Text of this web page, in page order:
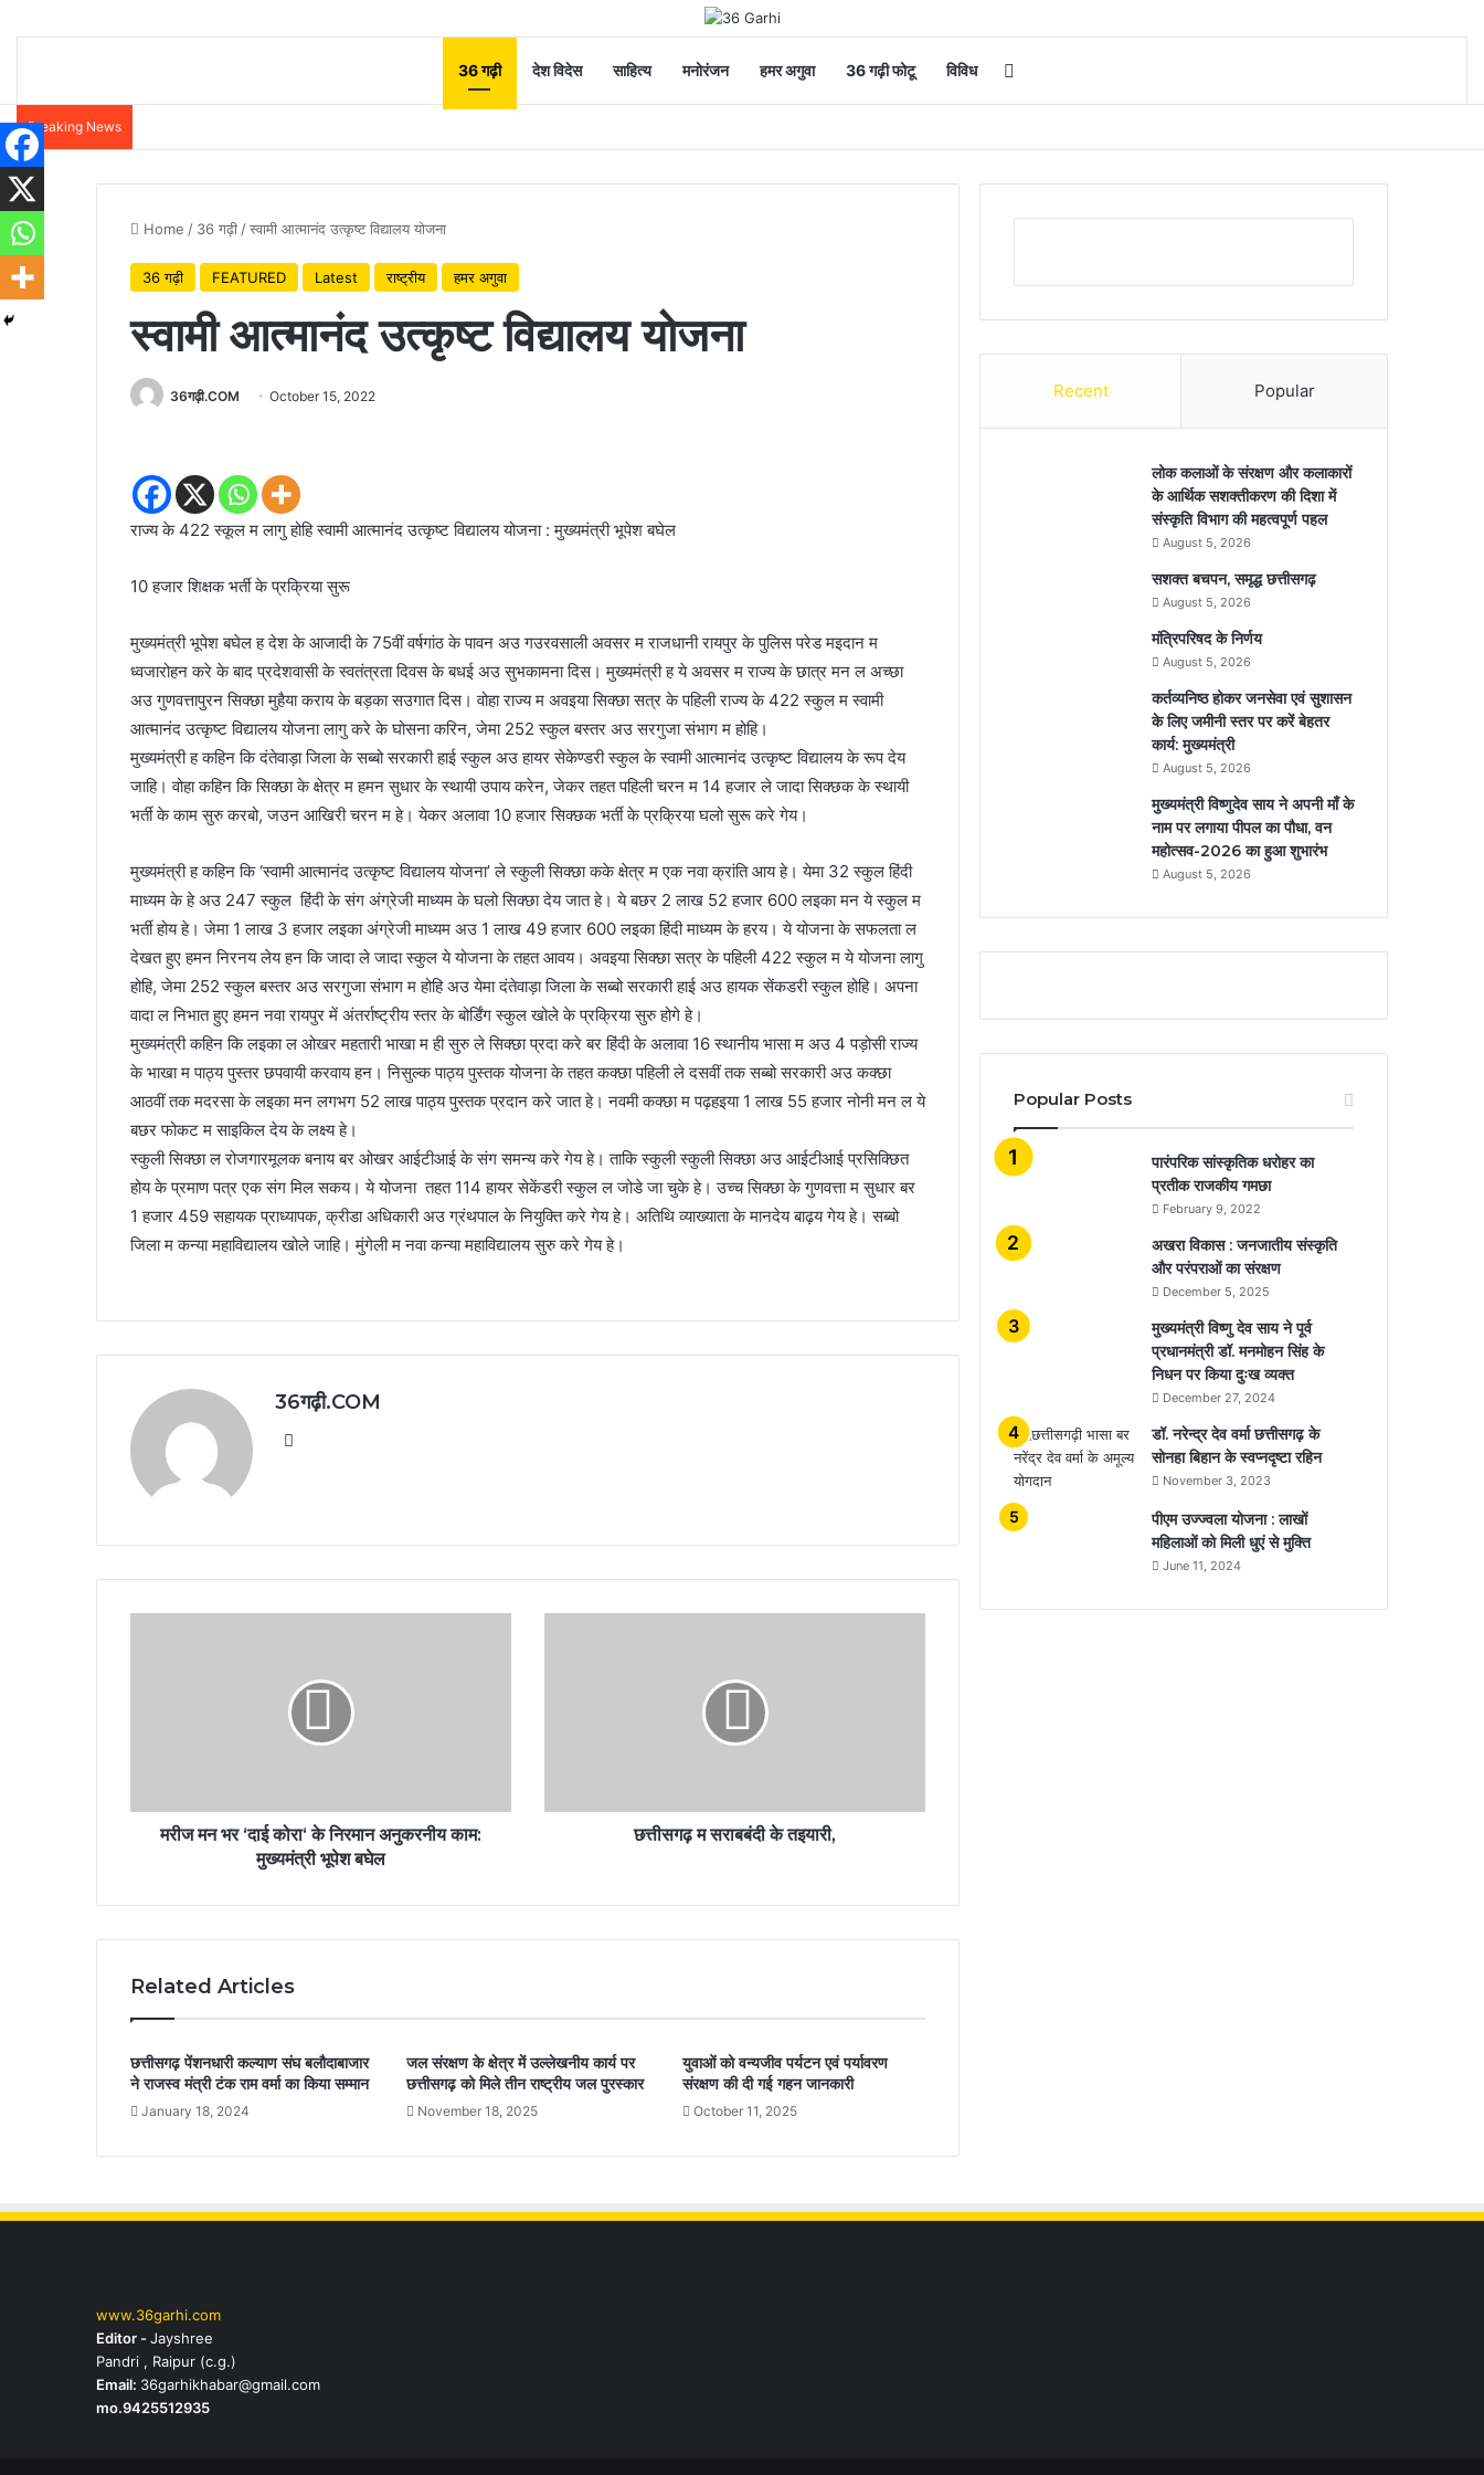
36 गढ़ी देश विदेस साहित्य मनोरंजन हमर अगुवा 36 गढ़ी फोटू विविध
Breaking News
Home / 36 गढ़ी /स्वामी आत्मानंद उत्कृष्ट विद्यालय योजना
36 गढ़ी FEATURED Latest राष्ट्रीय हमर अगुवा
स्वामी आत्मानंद उत्कृष्ट विद्यालय योजना
36गढ़ी.COM October 15, 2022
राज्य के 422 स्कूल म लागु होहि स्वामी आत्मानंद उत्कृष्ट विद्यालय योजना : मुख्यमंत्री भूपेश बघेल
10 हजार शिक्षक भर्ती के प्रक्रिया सुरू
मुख्यमंत्री भूपेश बघेल ह देश के आजादी के 75वीं वर्षगांठ के पावन अउ गउरवसाली अवसर म राजधानी रायपुर के पुलिस परेड मइदान म
ध्वजारोहन करे के बाद प्रदेशवासी के स्वतंत्रता दिवस के बधई अउ सुभकामना दिस। मुख्यमंत्री ह ये अवसर म राज्य के छात्र मन ल अच्छा
अउ गुणवत्तापुरन सिक्छा मुहैया कराय के बड़का सउगात दिस। वोहा राज्य म अवइया सिक्छा सत्र के पहिली राज्य के 422 स्कुल म स्वामी
आत्मानंद उत्कृष्ट विद्यालय योजना लागु करे के घोसना करिन, जेमा 252 स्कुल बस्तर अउ सरगुजा संभाग म होहि।
मुख्यमंत्री ह कहिन कि दंतेवाड़ा जिला के सब्बो सरकारी हाई स्कुल अउ हायर सेकेण्डरी स्कुल के स्वामी आत्मानंद उत्कृष्ट विद्यालय के रूप देय
जाहि। वोहा कहिन कि सिक्छा के क्षेत्र म हमन सुधार के स्थायी उपाय करेन, जेकर तहत पहिली चरन म 14 हजार ले जादा सिक्छक के स्थायी
भर्ती के काम सुरु करबो, जउन आखिरी चरन म हे। येकर अलावा 10 हजार सिक्छक भर्ती के प्रक्रिया घलो सुरू करे गेय।
मुख्यमंत्री ह कहिन कि ‘स्वामी आत्मानंद उत्कृष्ट विद्यालय योजना’ ले स्कुली सिक्छा कके क्षेत्र म एक नवा क्रांति आय हे। येमा 32 स्कुल हिंदी
माध्यम के हे अउ 247 स्कुल हिंदी के संग अंग्रेजी माध्यम के घलो सिक्छा देय जात हे। ये बछर 2 लाख 52 हजार 600 लइका मन ये स्कुल म
भर्ती होय हे। जेमा 1 लाख 3 हजार लइका अंग्रेजी माध्यम अउ 1 लाख 49 हजार 600 लइका हिंदी माध्यम के हरय। ये योजना के सफलता ल
देखत हुए हमन निरनय लेय हन कि जादा ले जादा स्कुल ये योजना के तहत आवय। अवइया सिक्छा सत्र के पहिली 422 स्कुल म ये योजना लागु
होहि, जेमा 252 स्कुल बस्तर अउ सरगुजा संभाग म होहि अउ येमा दंतेवाड़ा जिला के सब्बो सरकारी हाई अउ हायक सेंकडरी स्कुल होहि। अपना
वादा ल निभात हुए हमन नवा रायपुर में अंतर्राष्ट्रीय स्तर के बोर्डिंग स्कुल खोले के प्रक्रिया सुरु होगे हे।
मुख्यमंत्री कहिन कि लइका ल ओखर महतारी भाखा म ही सुरु ले सिक्छा प्रदा करे बर हिंदी के अलावा 16 स्थानीय भासा म अउ 4 पड़ोसी राज्य
के भाखा म पाठ्य पुस्तर छपवायी करवाय हन। निसुल्क पाठ्य पुस्तक योजना के तहत कक्छा पहिली ले दसवीं तक सब्बो सरकारी अउ कक्छा
आठवीं तक मदरसा के लइका मन लगभग 52 लाख पाठ्य पुस्तक प्रदान करे जात हे। नवमी कक्छा म पढ़हइया 1 लाख 55 हजार नोनी मन ल ये
बछर फोकट म साइकिल देय के लक्ष्य हे।
स्कुली सिक्छा ल रोजगारमूलक बनाय बर ओखर आईटीआई के संग समन्य करे गेय हे। ताकि स्कुली स्कुली सिक्छा अउ आईटीआई प्रसिक्छित
होय के प्रमाण पत्र एक संग मिल सकय। ये योजना तहत 114 हायर सेकेंडरी स्कुल ल जोडे जा चुके हे। उच्च सिक्छा के गुणवत्ता म सुधार बर
1 हजार 459 सहायक प्राध्यापक, क्रीडा अधिकारी अउ ग्रंथपाल के नियुक्ति करे गेय हे। अतिथि व्याख्याता के मानदेय बाढ़य गेय हे। सब्बो
जिला म कन्या महाविद्यालय खोले जाहि। मुंगेली म नवा कन्या महाविद्यालय सुरु करे गेय हे।
36गढ़ी.COM
मरीज मन भर ‘दाई कोरा‘ के निरमान अनुकरनीय काम:
मुख्यमंत्री भूपेश बघेल
छत्तीसगढ़ म सराबबंदी के तइयारी,
Related Articles
छत्तीसगढ़ पेंशनधारी कल्याण संघ बलौदाबाजार
ने राजस्व मंत्री टंक राम वर्मा का किया सम्मान
January 18, 2024
जल संरक्षण के क्षेत्र में उल्लेखनीय कार्य पर
छत्तीसगढ़ को मिले तीन राष्ट्रीय जल पुरस्कार
November 18, 2025
युवाओं को वन्यजीव पर्यटन एवं पर्यावरण
संरक्षण की दी गई गहन जानकारी
October 11, 2025
Recent Popular
लोक कलाओं के संरक्षण और कलाकारों
के आर्थिक सशक्तीकरण की दिशा में
संस्कृति विभाग की महत्वपूर्ण पहल
August 5, 2026
सशक्त बचपन, समृद्ध छत्तीसगढ़
August 5, 2026
मंत्रिपरिषद के निर्णय
August 5, 2026
कर्तव्यनिष्ठ होकर जनसेवा एवं सुशासन
के लिए जमीनी स्तर पर करें बेहतर
कार्य: मुख्यमंत्री
August 5, 2026
मुख्यमंत्री विष्णुदेव साय ने अपनी माँ के
नाम पर लगाया पीपल का पौधा, वन
महोत्सव-2026 का हुआ शुभारंभ
August 5, 2026
Popular Posts
​​​​​​​पारंपरिक सांस्कृतिक धरोहर का
प्रतीक राजकीय गमछा
February 9, 2022
अखरा विकास : जनजातीय संस्कृति
और परंपराओं का संरक्षण
December 5, 2025
मुख्यमंत्री विष्णु देव साय ने पूर्व
प्रधानमंत्री डॉ. मनमोहन सिंह के
निधन पर किया दुःख व्यक्त
December 27, 2024
डॉ. नरेन्द्र देव वर्मा छत्तीसगढ़ के
सोनहा बिहान के स्वप्नदृष्टा रहिन
November 3, 2023
पीएम उज्ज्वला योजना : लाखों
महिलाओं को मिली धुएं से मुक्ति
June 11, 2024
www.36garhi.com
Editor -Jayshree
Pandri , Raipur (c.g.)
Email: 36garhikhabar@gmail.com
mo.9425512935